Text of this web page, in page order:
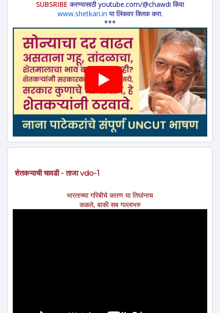
SUBSRIBE करण्यासाठी youtube.com/@chawdi किंवा
www.shetkari.in या लिंकवर क्लिक करा.
***
शेतकऱ्याची चावडी - ताजा vdo-1
भारताच्या गरिबीचे कारण या तिघांनाच
कळले, बाकी सब गल्लाभरु